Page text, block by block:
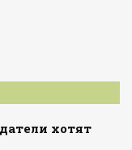
хотят